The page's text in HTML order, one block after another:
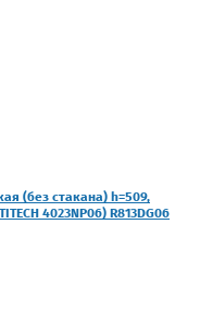
(без стакана) h=509,
4023NP06) R813DG06